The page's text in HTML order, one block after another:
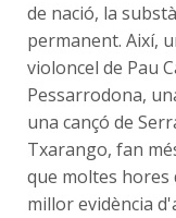
de nació, la
permanent. Així,
violoncel de Pau
Pessarrodona,
una cançó de
Txarango, fan
que moltes hores
millor evidència